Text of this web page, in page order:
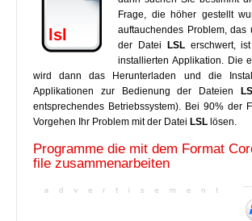
lsl
Frage, die höher gestellt
auftauchendes Problem, das
der Datei
LSLerschwert,
installierten Applikation. Die
wird dann das Herunterladen und die
Applikationen zur Bedienung der Dateien
entsprechendes Betriebssystem). Bei 90% der
Vorgehen Ihr Problem mit der Datei LSL lösen.
Programme die mit dem Format
file zusammenarbeiten